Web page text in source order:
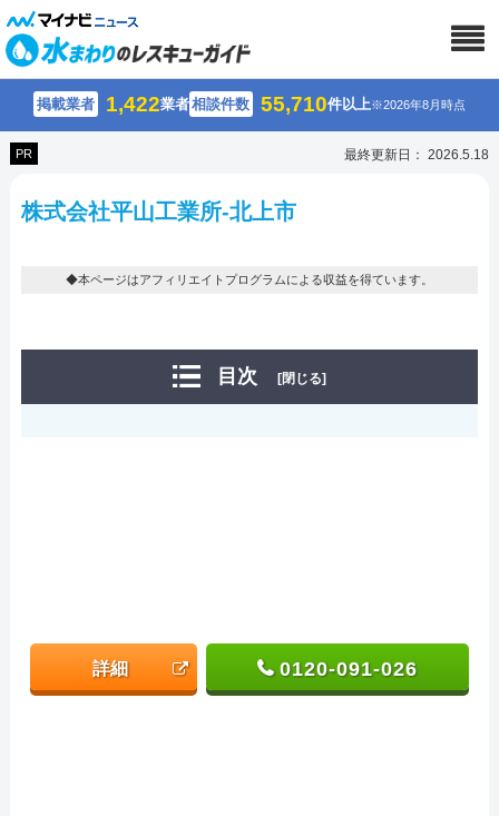
掲載業者 1,422業者相談件数 55,710件以上※2026年8月時点
PR 最終更新日： 2026.5.18
株式会社平山工業所-北上市
◆本ページはアフィリエイトプログラムによる収益を得ています。
目次 [閉じる]
詳細 0120-091-026